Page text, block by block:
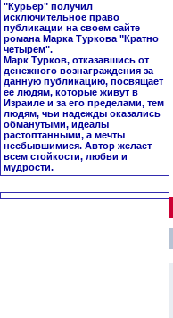
"Курьер" получил
исключительное право
публикации на своем сайте
романа Марка Туркова "Кратно
четырем".
Марк Турков, отказавшись от
денежного вознаграждения за
данную публикацию, посвящает
ее людям, которые живут в
Израиле и за его пределами, тем
людям, чьи надежды оказались
обманутыми, идеалы
растоптанными, а мечты
несбывшимися. Автор желает
всем стойкости, любви и
мудрости.